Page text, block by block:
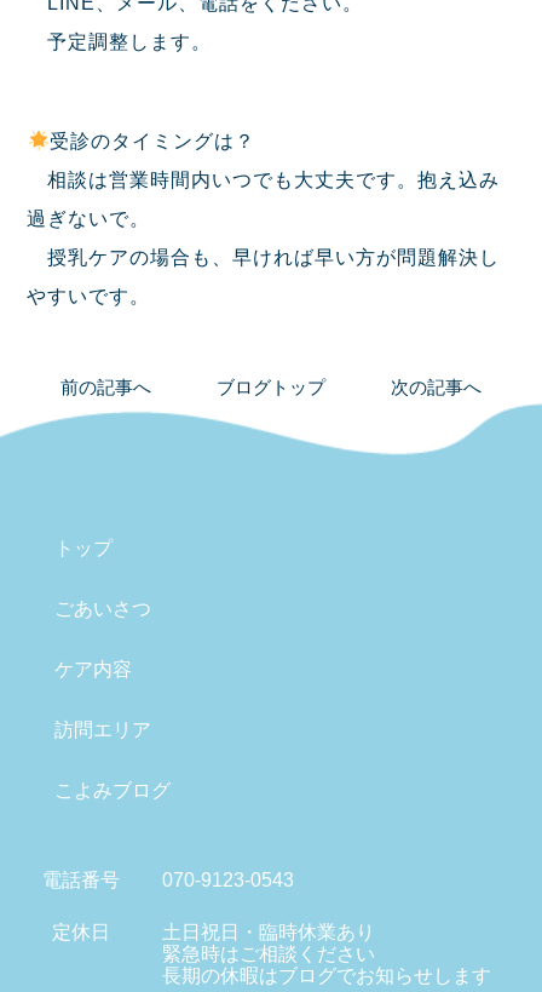
予定調整します。
受診のタイミングは？
相談は営業時間内いつでも大丈夫です。抱え込み
過ぎないで。
授乳ケアの場合も、早ければ早い方が問題解決し
やすいです。
前の記事へ ブログトップ 次の記事へ
トップ
ごあいさつ
ケア内容
訪問エリア
こよみブログ
電話番号 070-9123-0543
定休日
土日祝日・臨時休業あり
緊急時はご相談ください
長期の休暇はブログでお知らせします